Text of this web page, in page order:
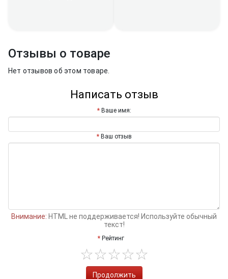
Отзывы о товаре
Нет отзывов об этом товаре.
Написать отзыв
Ваше имя:
Ваш отзыв
Внимание: HTML не поддерживается! Используйте обычный
текст!
Рейтинг
Продолжить